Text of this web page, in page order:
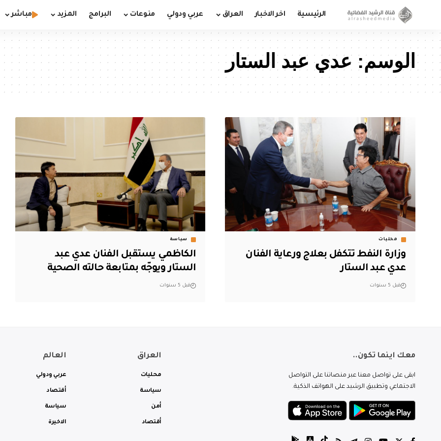
الرئيسية اخر الاخبار العراق عربي ودولي منوعات البرامج المزيد مباشر
الوسم: عدي عبد الستار
محليات
وزارة النفط تتكفل بعلاج ورعاية الفنان
عدي عبد الستار
قبل 5 سنوات
سياسة
الكاظمي يستقبل الفنان عدي عبد
الستار ويوجّه بمتابعة حالته الصحية
قبل 5 سنوات
معك اينما تكون..
ابقى على تواصل معنا عبر منصاتنا على التواصل
الاجتماعي وتطبيق الرشيد على الهواتف الذكية.
العراق
محليات
سياسة
أمن
أقتصاد
العالم
عربي ودولي
أقتصاد
سياسة
الاخيرة